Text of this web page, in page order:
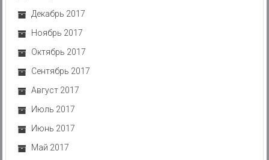
Декабрь 2017
Ноябрь 2017
Октябрь 2017
Сентябрь 2017
Август 2017
Июль 2017
Июнь 2017
Май 2017